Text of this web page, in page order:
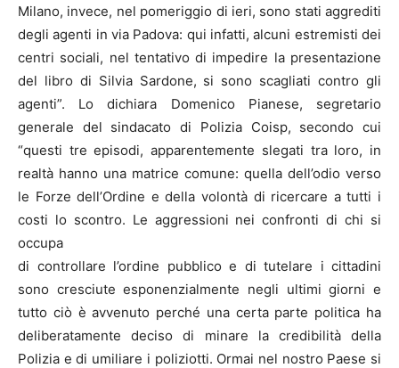
Milano, invece, nel pomeriggio di ieri, sono stati aggrediti
degli agenti in via Padova: qui infatti, alcuni estremisti dei
centri sociali, nel tentativo di impedire la presentazione
del libro di Silvia Sardone, si sono scagliati contro gli
agenti”. Lo dichiara Domenico Pianese, segretario
generale del sindacato di Polizia Coisp, secondo cui
“questi tre episodi, apparentemente slegati tra loro, in
realtà hanno una matrice comune: quella dell’odio verso
le Forze dell’Ordine e della volontà di ricercare a tutti i
costi lo scontro. Le aggressioni nei confronti di chi si
occupa
di controllare l’ordine pubblico e di tutelare i cittadini
sono cresciute esponenzialmente negli ultimi giorni e
tutto ciò è avvenuto perché una certa parte politica ha
deliberatamente deciso di minare la credibilità della
Polizia e di umiliare i poliziotti. Ormai nel nostro Paese si